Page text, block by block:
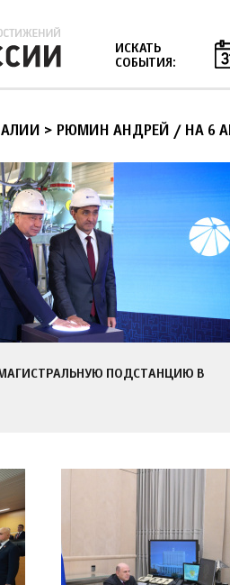
ИСКАТЬ
СОБЫТИЯ:
> РЮМИН АНДРЕЙ / НА 6
ПОДСТАНЦИЮ В